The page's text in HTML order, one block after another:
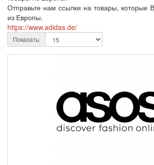
Отправьте нам ссылки на товары, которые
из Европы.
https://www.adidas.de/
Показать: